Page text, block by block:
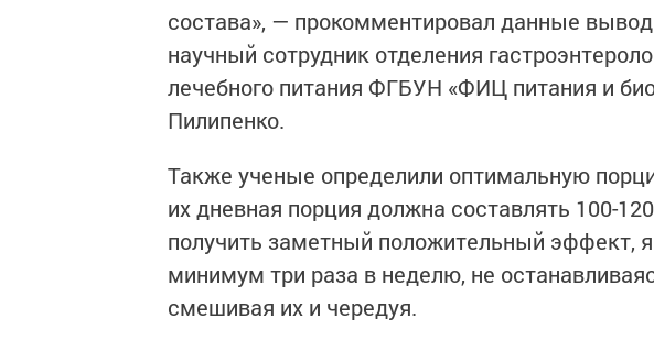
состава», — прокомментировал данные
научный сотрудник отделения
лечебного питания ФГБУН «ФИЦ питания и
Пилипенко.
Также ученые определили оптимальную
их дневная порция должна составлять 100-
получить заметный положительный эффект,
минимум три раза в неделю, не
смешивая их и чередуя.